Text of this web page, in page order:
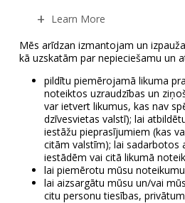
Learn More
Mēs arīdzan izmantojam un
kā uzskatām par nepieciešamu un
pildītu piemērojamā likuma
noteiktos uzraudzības un
var ietvert likumus, kas nav
dzīvesvietas valstī); lai
iestāžu pieprasījumiem (kas
citām valstīm); lai sadarbotos
iestādēm vai citā likumā
lai piemērotu mūsu
lai aizsargātu mūsu un/vai
citu personu tiesības,